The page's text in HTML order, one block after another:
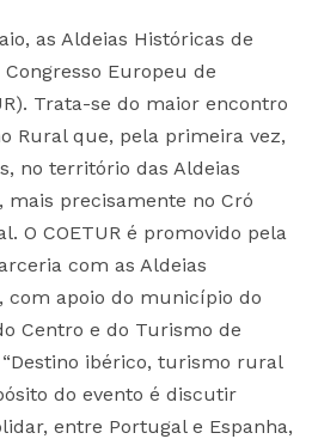
as Aldeias Históricas de
Europeu de
Trata-se do maior encontro
Rural que, pela primeira vez,
no território das Aldeias
mais precisamente no Cró
O COETUR é promovido pela
com as Aldeias
com apoio do município do
Centro e do Turismo de
ibérico, turismo rural
do evento é discutir
entre Portugal e Espanha,